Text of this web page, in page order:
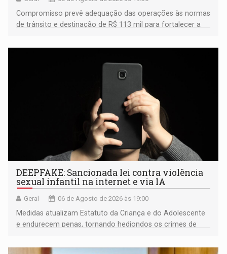
Compromisso prevê adequação das operações às normas
de trânsito e destinação de R$ 113 mil para fortalecer a
DEEPFAKE: Sancionada lei contra violência
sexual infantil na internet e via IA
Geral 06 de Agosto de 2026 às 19:00
Medidas atualizam Estatuto da Criança e do Adolescente
e endurecem penas, tornando hediondos os crimes de